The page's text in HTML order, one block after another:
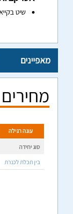
שיט
מאפיינים
עונה רגילה
סוג יחידה
בין תכלת לכנרת